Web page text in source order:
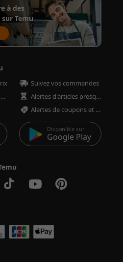
à des
Temu
Suivez vos commandes
Paiement plus rapide et plus sécurisé
Alertes d'articles presque épuisés
Alertes de coupons et d'offres
Disponible sur
Google Play